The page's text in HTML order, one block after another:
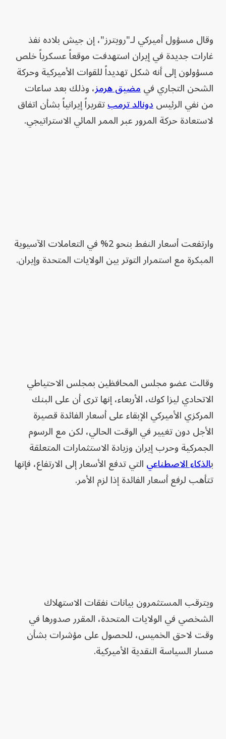
وقال مسؤول أميركي لـ"رويترز"، إن جيش بلاده نفذ
غارات جديدة في إيران استهدفت موقعاً عسكرياً خلص
مسؤولون إلى أنه شكل تهديداً للقوات الأميركية وحركة
الشحن التجاري فيمضيق هرمز، وذلك بعد ساعات
من نفي الرئيسدونالد ترمبتقريراً إيرانياً بشأن اتفاق
لاستعادة حركة المرور عبر الممر المائي الاستراتيجي.
وارتفعت أسعار النفط بنحو 2% في التعاملات الآسيوية
المبكرة مع استمرار التوتر بين الولايات المتحدة وإيران.
وقالت عضو مجلس المحافظين بمجلس الاحتياطي
الاتحادي ليزا كوك، الأربعاء، إنها ترى أن على البنك
المركزي الأميركي الإبقاء على أسعار الفائدة قصيرة
الأجل دون تغيير في الوقت الحالي، لكن مع الرسوم
الجمركية وحرب إيران وزيادة الاستثمارات المتعلقة
بالذكاء الاصطناعيالتي تدفع الأسعار إلى الارتفاع، فإنها
تتأهب لرفع أسعار الفائدة إذا لزم الأمر.
ويترقب المستثمرون بيانات نفقات الاستهلاك
الشخصي في الولايات المتحدة، المقرر صدورها في
وقت لاحق الخميس، للحصول على مؤشرات بشأن
مسار السياسة النقدية الأميركية.